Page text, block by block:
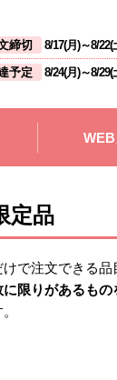
締切 8/17(月)～8/22(
予定
8/24(月)～8/29(
定品
けで注文できる
に限りがあるもの